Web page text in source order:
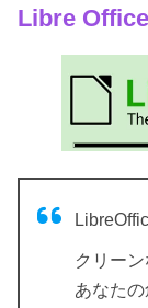
Libre
クリー
あなた